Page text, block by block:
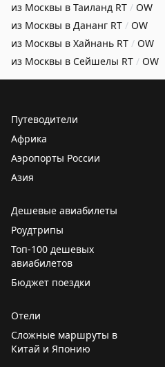
из Москвы в Таиланд RT / OW
из Москвы в Дананг RT / OW
из Москвы в Хайнань RT / OW
из Москвы в Сейшелы RT / OW
Путеводители
Африка
Аэропорты России
Азия
Дешевые авиабилеты
Роудтрипы
Топ-100 дешевых
авиабилетов
Бюджет поездки
Отели
Сложные маршруты в
Китай и Японию